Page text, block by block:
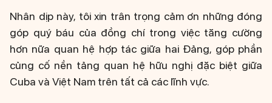
Nhân dịp này, tôi xin trân trọng cảm ơn những đóng
góp quý báu của đồng chí trong việc tăng cường
hơn nữa quan hệ hợp tác giữa hai Đảng, góp phần
củng cố nền tảng quan hệ hữu nghị đặc biệt giữa
Cuba và Việt Nam trên tất cả các lĩnh vực.